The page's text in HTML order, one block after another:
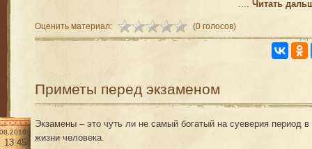
.... Читать
Оценить материал: (0 голосов)
Приметы перед экзаменом
13:45
Экзамены – это чуть ли не самый богатый на суеверия период в
жизни человека.